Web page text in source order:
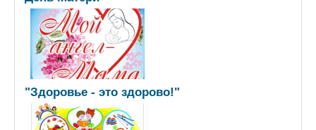
"Здоровье - это здорово!"